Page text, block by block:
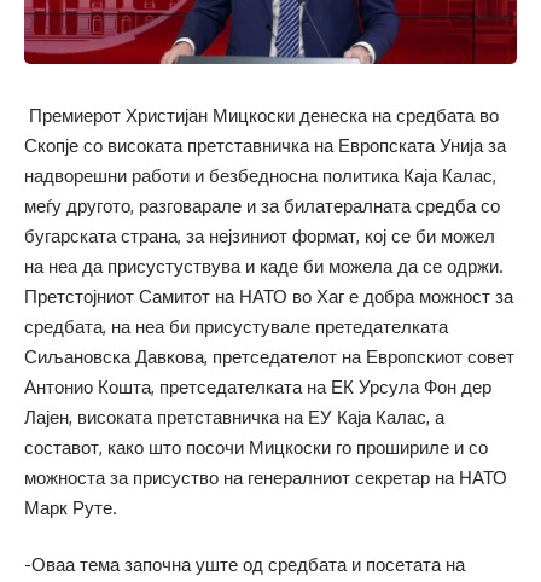
Премиерот Христијан Мицкоски денеска на средбата во
Скопје со високата претставничка на Европската Унија за
надворешни работи и безбедносна политика Каја Калас,
меѓу другото, разговарале и за билатералната средба со
бугарската страна, за нејзиниот формат, кој се би можел
на неа да присустуствува и каде би можела да се одржи.
Претстојниот Самитот на НАТО во Хаг е добра можност за
средбата, на неа би присустувале претедателката
Сиљановска Давкова, претседателот на Европскиот совет
Антонио Кошта, претседателката на ЕК Урсула Фон дер
Лајен, високата претставничка на ЕУ Каја Калас, а
составот, како што посочи Мицкоски го прошириле и со
можноста за присуство на генералниот секретар на НАТО
Марк Руте.
-Оваа тема започна уште од средбата и посетата на